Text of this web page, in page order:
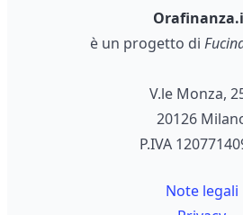
è un progetto di
V.le Monza,
20126
P.IVA
Note legali